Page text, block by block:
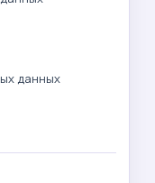
данных